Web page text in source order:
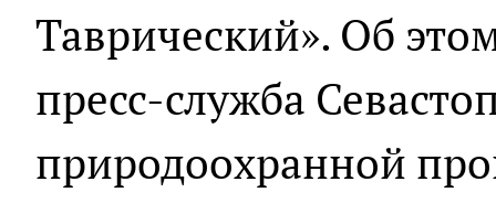
Таврический». Об
пресс-служба
природоохранной